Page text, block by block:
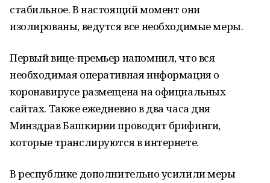
стабильное. В настоящий момент они
изолированы, ведутся все необходимые меры.
Первый вице-премьер напомнил, что вся
необходимая оперативная информация о
коронавирусе размещена на официальных
сайтах. Также ежедневно в два часа дня
Минздрав Башкирии проводит брифинги,
которые транслируются в интернете.
В республике дополнительно усилили меры